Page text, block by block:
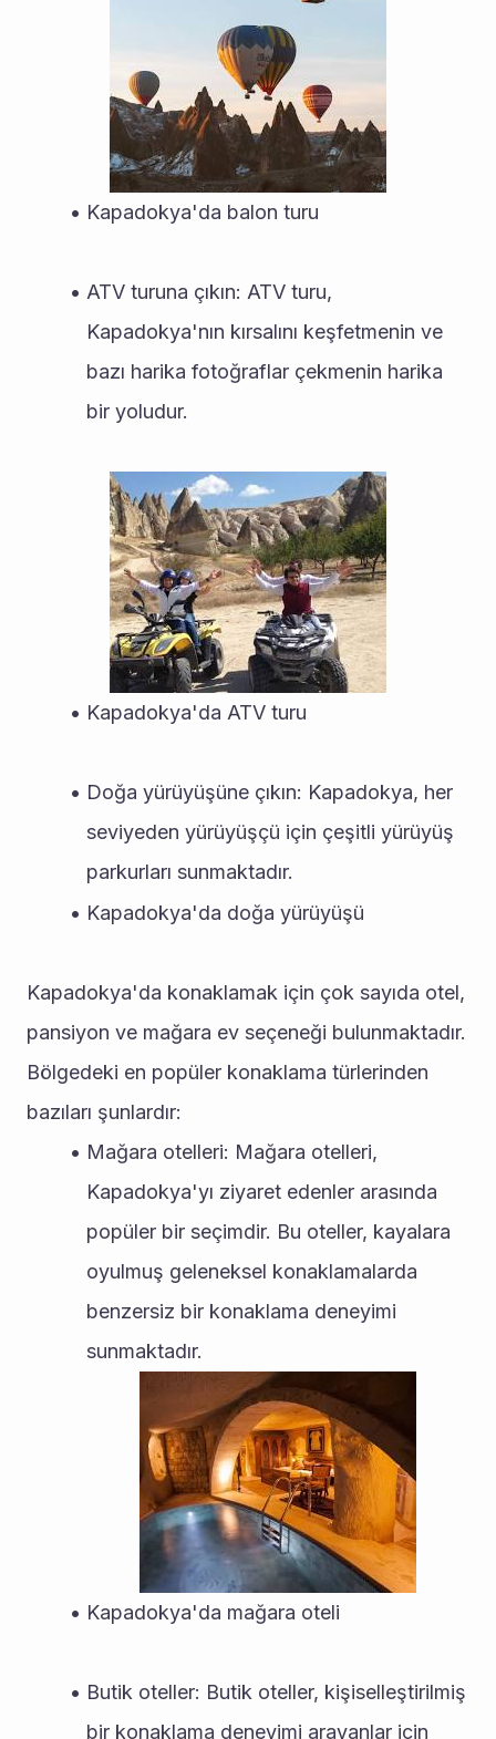
Kapadokya'da balon turu
ATV turuna çıkın: ATV turu,
Kapadokya'nın kırsalını keşfetmenin ve
bazı harika fotoğraflar çekmenin harika
bir yoludur.
Kapadokya'da ATV turu
Doğa yürüyüşüne çıkın: Kapadokya, her
seviyeden yürüyüşçü için çeşitli yürüyüş
parkurları sunmaktadır.
Kapadokya'da doğa yürüyüşü
Kapadokya'da konaklamak için çok sayıda otel,
pansiyon ve mağara ev seçeneği bulunmaktadır.
Bölgedeki en popüler konaklama türlerinden
bazıları şunlardır:
Mağara otelleri: Mağara otelleri,
Kapadokya'yı ziyaret edenler arasında
popüler bir seçimdir. Bu oteller, kayalara
oyulmuş geleneksel konaklamalarda
benzersiz bir konaklama deneyimi
sunmaktadır.
Kapadokya'da mağara oteli
Butik oteller: Butik oteller, kişiselleştirilmiş
bir konaklama deneyimi arayanlar için